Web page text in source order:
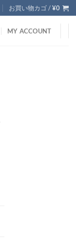
お買い物カゴ /¥0
MY ACCOUNT